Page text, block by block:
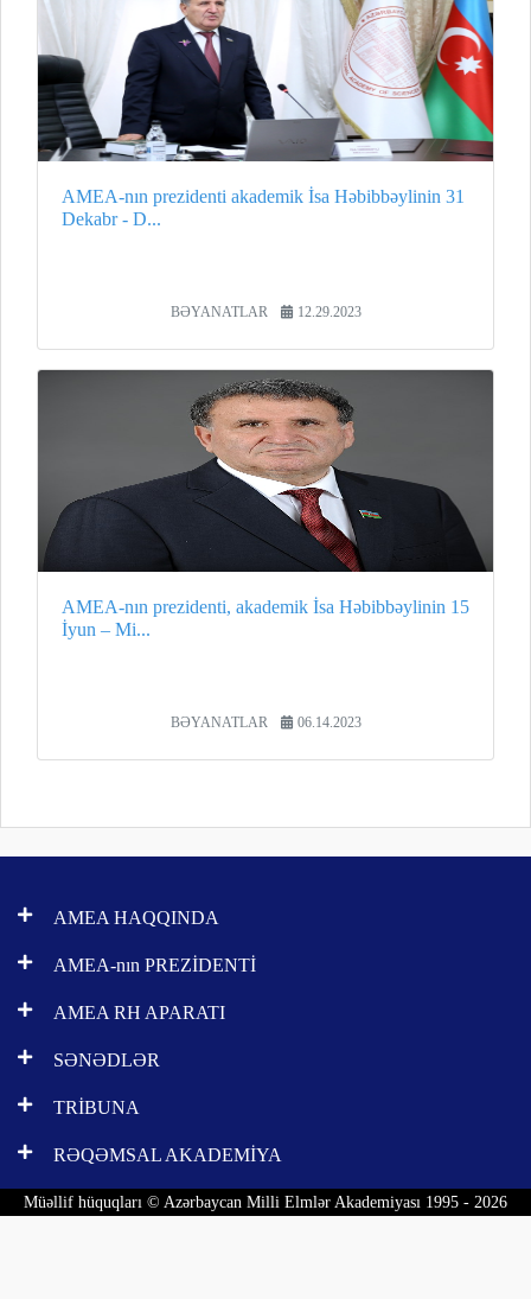
AMEA-nın prezidenti akademik İsa Həbibbəylinin 31
Dekabr - D...
BƏYANATLAR 12.29.2023
AMEA-nın prezidenti, akademik İsa Həbibbəylinin 15
İyun – Mi...
BƏYANATLAR 06.14.2023
AMEA HAQQINDA
AMEA-nın PREZİDENTİ
AMEA RH APARATI
SƏNƏDLƏR
TRİBUNA
RƏQƏMSAL AKADEMİYA
Müəllif hüquqları © Azərbaycan Milli Elmlər Akademiyası 1995 - 2026